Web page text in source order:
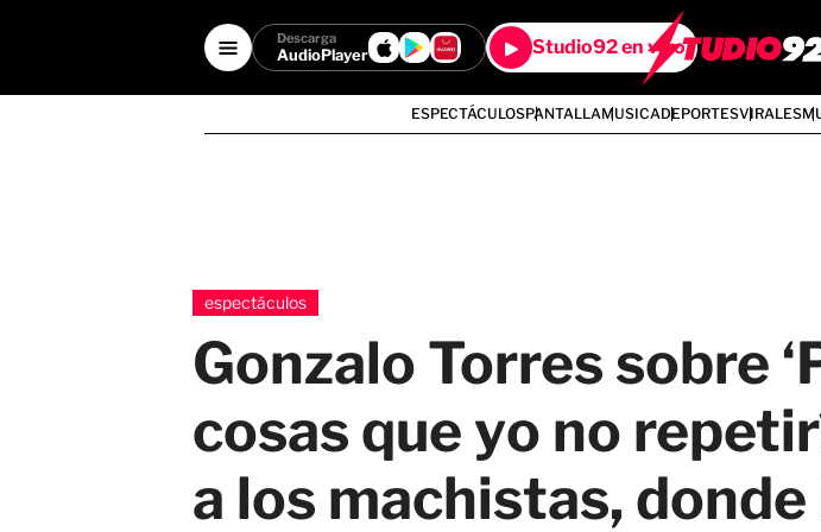
Descarga
AudioPlayer Studio92 en vivo
ESPECTÁCULOSPANTALLAMUSICADEPORTESVIRALES
espectáculos
Gonzalo Torres sobre
cosas que yo no
a los machistas, donde